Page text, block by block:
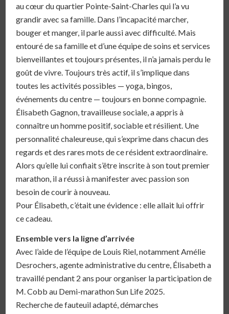
au cœur du quartier Pointe-Saint-Charles qui l’a vu
grandir avec sa famille. Dans l’incapacité marcher,
bouger et manger, il parle aussi avec difficulté. Mais
entouré de sa famille et d’une équipe de soins et services
bienveillantes et toujours présentes, il n’a jamais perdu le
goût de vivre. Toujours très actif, il s’implique dans
toutes les activités possibles — yoga, bingos,
événements du centre — toujours en bonne compagnie.
Élisabeth Gagnon, travailleuse sociale, a appris à
connaître un homme positif, sociable et résilient. Une
personnalité chaleureuse, qui s’exprime dans chacun des
regards et des rares mots de ce résident extraordinaire.
Alors qu’elle lui confiait s’être inscrite à son tout premier
marathon, il a réussi à manifester avec passion son
besoin de courir à nouveau.
Pour Élisabeth, c’était une évidence : elle allait lui offrir
ce cadeau.
Ensemble vers la ligne d’arrivée
Avec l’aide de l’équipe de Louis Riel, notamment Amélie
Desrochers, agente administrative du centre, Élisabeth a
travaillé pendant 2 ans pour organiser la participation de
M. Cobb au Demi-marathon Sun Life 2025.
Recherche de fauteuil adapté, démarches